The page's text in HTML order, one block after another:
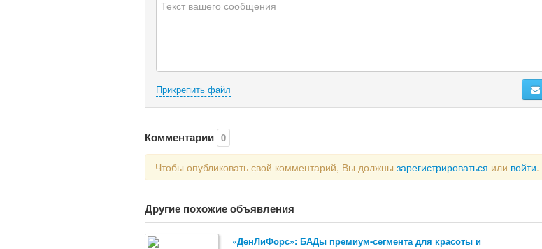
Прикрепить файл
Комментарии 0
Чтобы опубликовать свой комментарий, Вы должны зарегистрироваться или войти.
Другие похожие объявления
«ДенЛиФорс»: БАДы премиум-сегмента для красоты и